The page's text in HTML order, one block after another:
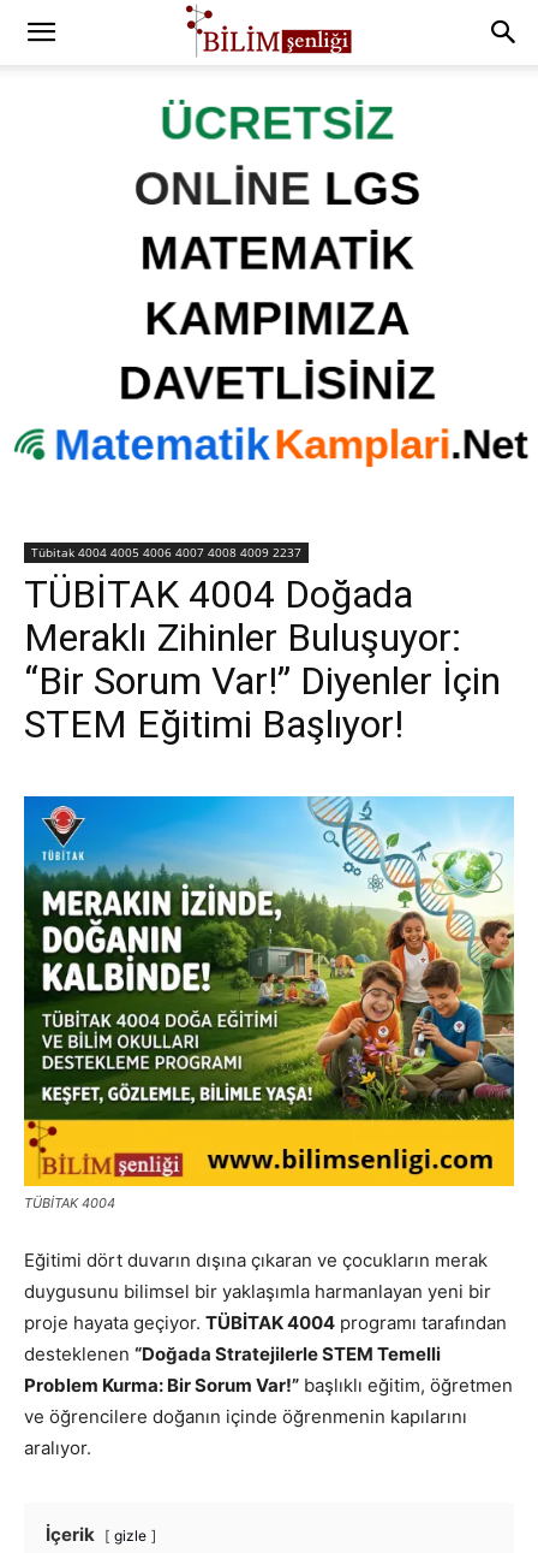
Tübitak 4004 4005 4006 4007 4008 4009 2237
TÜBİTAK 4004 Doğada
Meraklı Zihinler Buluşuyor:
“Bir Sorum Var!” Diyenler İçin
STEM Eğitimi Başlıyor!
TÜBİTAK 4004
Eğitimi dört duvarın dışına çıkaran ve çocukların merak
duygusunu bilimsel bir yaklaşımla harmanlayan yeni bir
proje hayata geçiyor. TÜBİTAK 4004 programı tarafından
desteklenen “Doğada Stratejilerle STEM Temelli
Problem Kurma: Bir Sorum Var!” başlıklı eğitim, öğretmen
ve öğrencilere doğanın içinde öğrenmenin kapılarını
aralıyor.
İçerik gizle